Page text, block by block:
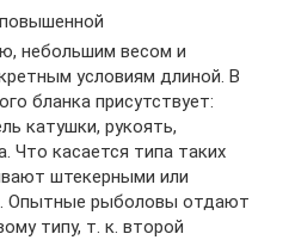
небольшим весом и
условиям длиной. В
бланка присутствует:
катушки, рукоять,
Что касается типа таких
штекерными или
Опытные рыболовы отдают
типу, т. к. второй